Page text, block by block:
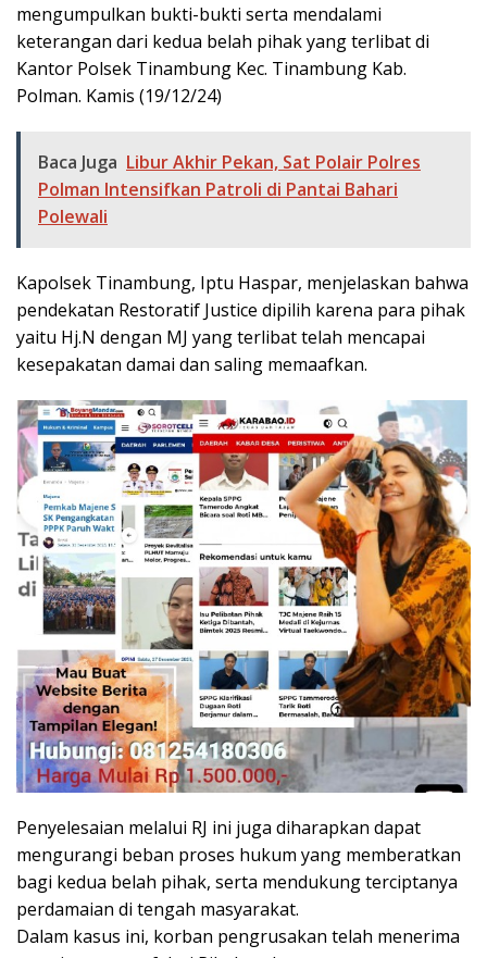
mengumpulkan bukti-bukti serta mendalami
keterangan dari kedua belah pihak yang terlibat di
Kantor Polsek Tinambung Kec. Tinambung Kab.
Polman. Kamis (19/12/24)
Baca Juga Libur Akhir Pekan, Sat Polair Polres
Polman Intensifkan Patroli di Pantai Bahari
Polewali
Kapolsek Tinambung, Iptu Haspar, menjelaskan bahwa
pendekatan Restoratif Justice dipilih karena para pihak
yaitu Hj.N dengan MJ yang terlibat telah mencapai
kesepakatan damai dan saling memaafkan.
Penyelesaian melalui RJ ini juga diharapkan dapat
mengurangi beban proses hukum yang memberatkan
bagi kedua belah pihak, serta mendukung terciptanya
perdamaian di tengah masyarakat.
Dalam kasus ini, korban pengrusakan telah menerima